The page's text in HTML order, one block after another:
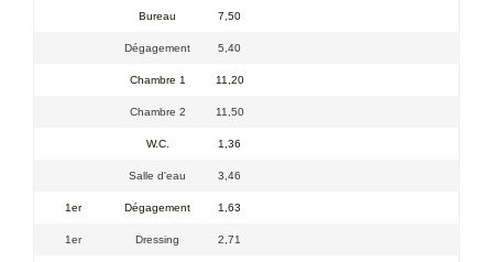
Bureau 7,50
Dégagement 5,40
Chambre 1 11,20
Chambre 2 11,50
W.C. 1,36
Salle d'eau 3,46
1er Dégagement 1,63
1er Dressing 2,71